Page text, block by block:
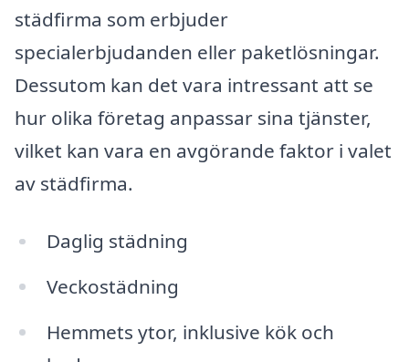
städfirma som erbjuder
specialerbjudanden eller paketlösningar.
Dessutom kan det vara intressant att se
hur olika företag anpassar sina tjänster,
vilket kan vara en avgörande faktor i valet
av städfirma.
Daglig städning
Veckostädning
Hemmets ytor, inklusive kök och